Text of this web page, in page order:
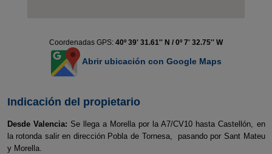
Coordenadas GPS: 40º 39' 31.61'' N / 0º 7' 32.75'' W
Abrir ubicación con Google Maps
Indicación del propietario
Desde Valencia: Se llega a Morella por la A7/CV10 hasta Castellón, en
la rotonda salir en dirección Pobla de Tornesa, pasando por Sant Mateu
y Morella.